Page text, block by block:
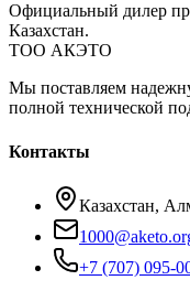
Официальный дилер
Казахстан.
ТОО АКЭТО
Мы поставляем
полной технической
Контакты
Казахстан,
+7 (707) 095-